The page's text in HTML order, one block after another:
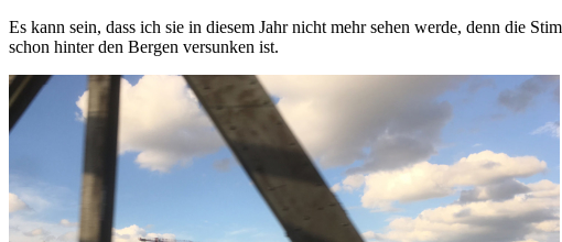
Es kann sein, dass ich sie in diesem Jahr nicht mehr sehen werde, denn die
schon hinter den Bergen versunken ist.